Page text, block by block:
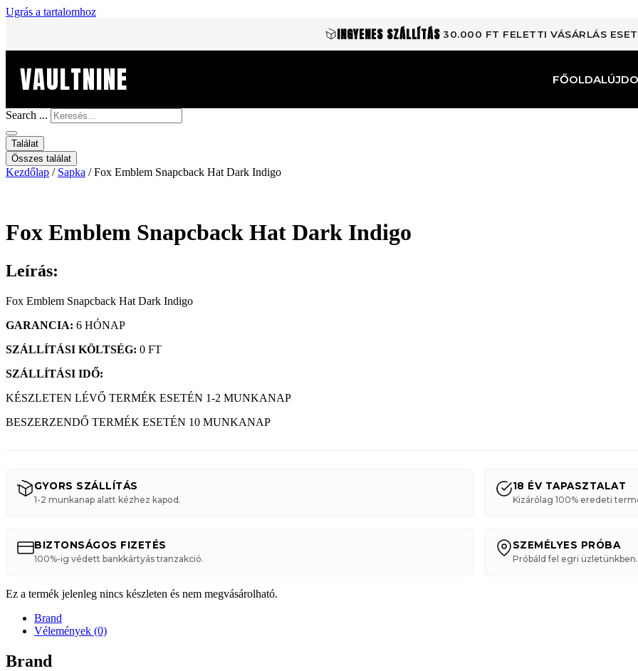
Ugrás a tartalomhoz
INGYENES SZÁLLÍTÁS 30.000 FT FELETTI VÁSÁRLÁS
VAULTNINE FŐOLDAL
Search ...
Találat
Összes találat
Kezdőlap / Sapka / Fox Emblem Snapcback Hat Dark Indigo
Fox Emblem Snapcback Hat Dark Indigo
Leírás:
Fox Emblem Snapcback Hat Dark Indigo
GARANCIA: 6 HÓNAP
SZÁLLÍTÁSI KÖLTSÉG: 0 FT
SZÁLLÍTÁSI IDŐ:
KÉSZLETEN LÉVŐ TERMÉK ESETÉN 1-2 MUNKANAP
BESZERZENDŐ TERMÉK ESETÉN 10 MUNKANAP
GYORS SZÁLLÍTÁS
1-2 munkanap alatt kézhez kapod.
18 ÉV TAPASZTALAT
Kizárólag 100% eredeti
BIZTONSÁGOS FIZETÉS
100%-ig védett bankkártyás tranzakció.
SZEMÉLYES PRÓBA
Próbáld fel egri üzletünkben.
Ez a termék jelenleg nincs készleten és nem megvásárolható.
Brand
Vélemények (0)
Brand